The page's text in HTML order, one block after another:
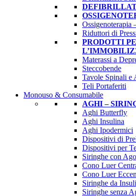
Ossigenoterapia
Riduttori di
PRODOTTI
Materassi a
Steccobende
Tavole Spinali e
Teli Portaferiti
Monouso & Consumabile
AGHI –
Aghi Butterfly
Aghi Insulina
Aghi Ipodermici
Dispositivi di
Dispositivi per
Siringhe con Ago
Cono Luer
Cono Luer
Siringhe da
Siringhe senza